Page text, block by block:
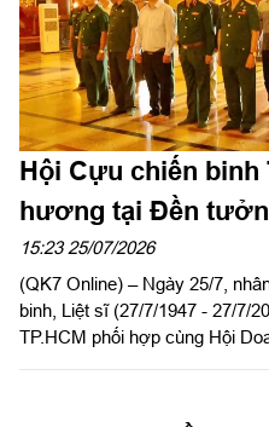
Hội Cựu chiến binh
hương tại Đền
Dược
15:23 25/07/2026
(QK7 Online) – Ngày 25/7,
binh, Liệt sĩ (27/7/1947 - 27/7/
TP.HCM phối hợp cùng Hội